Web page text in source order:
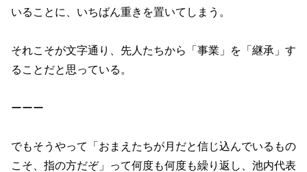
いることに、いちばん重きを置いてしまう。
それこそが文字通り、先人たちから「事業」を「継承」す
ることだと思っている。
ーーー
でもそうやって「おまえたちが月だと信じ込んでいるもの
こそ、指の方だぞ」って何度も何度も繰り返し、池内代表